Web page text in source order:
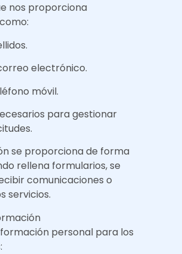
nos proporciona
electrónico.
móvil.
para gestionar
se proporciona de forma
rellena formularios, se
comunicaciones o
servicios.
personal para los